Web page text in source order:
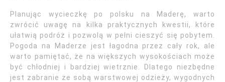
Planując wycieczkę po polsku na Maderę, warto
zwrócić uwagę na kilka praktycznych kwestii, które
ułatwią podróż i pozwolą w pełni cieszyć się pobytem.
Pogoda na Maderze jest łagodna przez cały rok, ale
warto pamiętać, że na większych wysokościach może
być chłodniej i bardziej wietrznie. Dlatego niezbędne
jest zabranie ze sobą warstwowej odzieży, wygodnych